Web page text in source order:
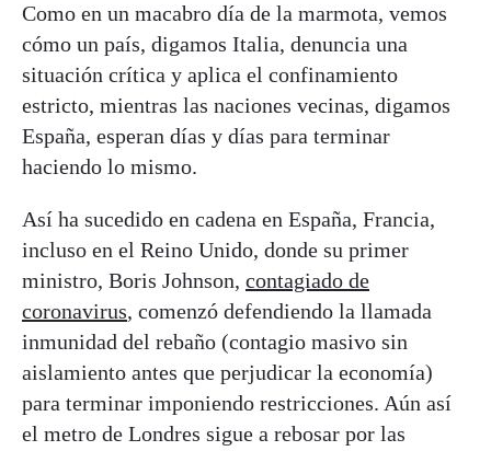
Como en un macabro día de la marmota, vemos
cómo un país, digamos Italia, denuncia una
situación crítica y aplica el confinamiento
estricto, mientras las naciones vecinas, digamos
España, esperan días y días para terminar
haciendo lo mismo.
Así ha sucedido en cadena en España, Francia,
incluso en el Reino Unido, donde su primer
ministro, Boris Johnson, contagiado de
coronavirus, comenzó defendiendo la llamada
inmunidad del rebaño (contagio masivo sin
aislamiento antes que perjudicar la economía)
para terminar imponiendo restricciones. Aún así
el metro de Londres sigue a rebosar por las